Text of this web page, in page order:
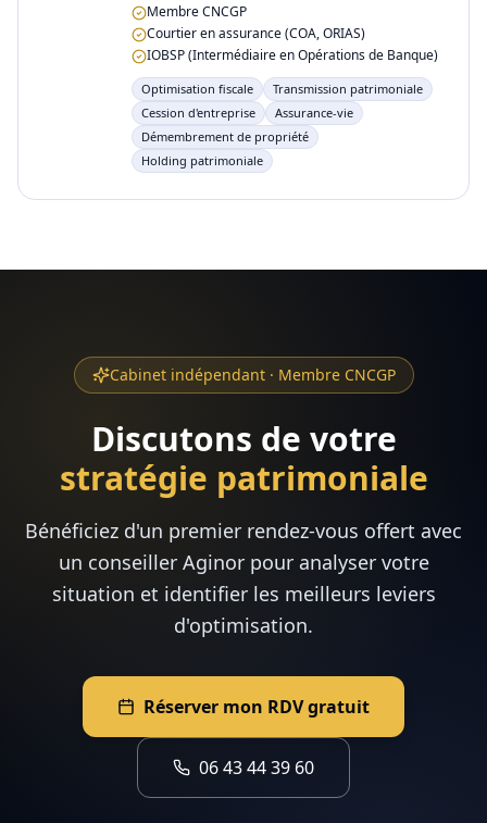
Membre CNCGP
Courtier en assurance (COA, ORIAS)
IOBSP (Intermédiaire en Opérations de Banque)
Optimisation fiscale
Transmission patrimoniale
Cession d'entreprise
Assurance-vie
Démembrement de propriété
Holding patrimoniale
Cabinet indépendant · Membre CNCGP
Discutons de votre
stratégie patrimoniale
Bénéficiez d'un premier rendez-vous offert avec
un conseiller Aginor pour analyser votre
situation et identifier les meilleurs leviers
d'optimisation.
Réserver mon RDV gratuit
06 43 44 39 60